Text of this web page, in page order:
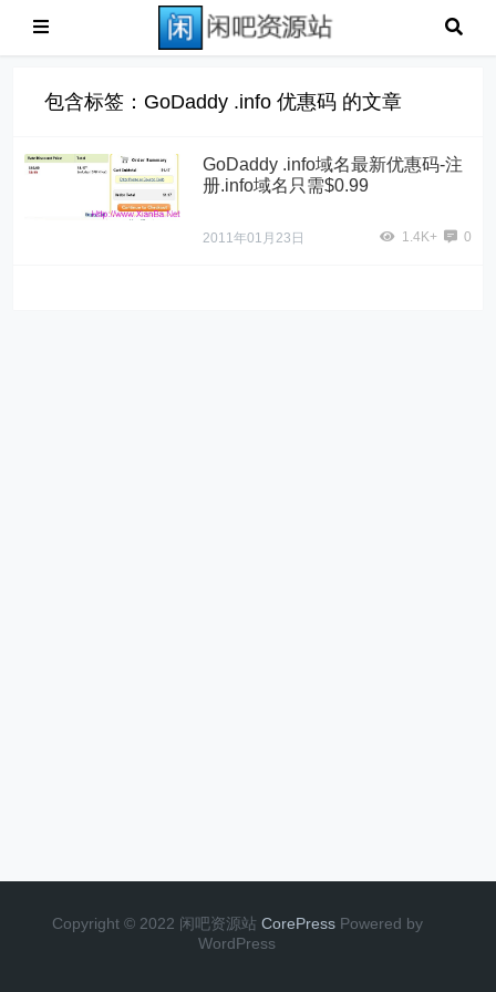
包含标签：GoDaddy .info 优惠码 的文章
GoDaddy .info域名最新优惠码-注
册.info域名只需$0.99
2011年01月23日 1.4K+ 0
Copyright © 2022 闲吧资源站 CorePress Powered by
WordPress